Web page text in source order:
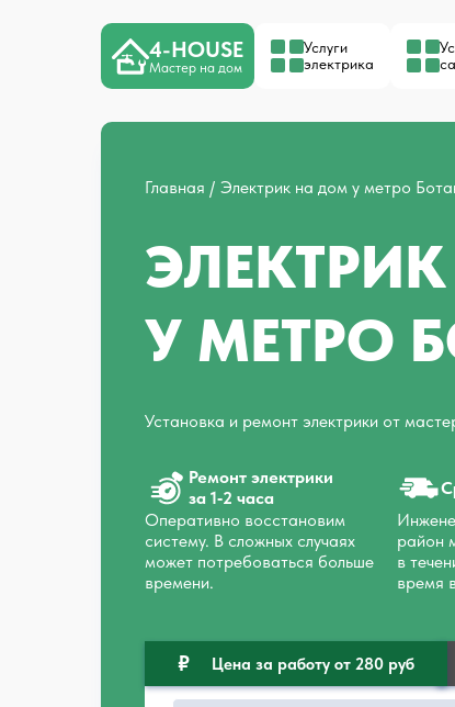
4-HOUSE
Мастер на дом
Услуги
электрика
Главная Электрик на дом у метро
У МЕТРО
Установка и ремонт электрики от
Ремонт электрики
за 1‑2 часа
Оперативно восстановим
систему. В сложных случаях
может потребоваться больше
времени.
район
в
время
Цена за работу от 280 руб